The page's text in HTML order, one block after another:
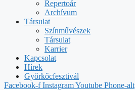
Repertoár
Archívum
Társulat
Színművészek
Társulat
Karrier
Kapcsolat
Hírek
Győrkőcfesztivál
Facebook-f InstagramYoutube Phone-alt